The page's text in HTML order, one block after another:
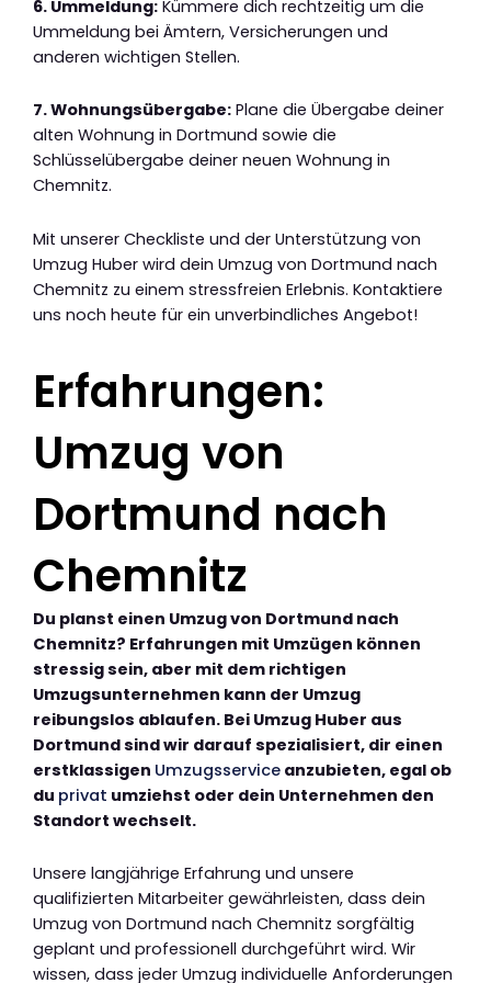
6. Ummeldung: Kümmere dich rechtzeitig um die
Ummeldung bei Ämtern, Versicherungen und
anderen wichtigen Stellen.
7. Wohnungsübergabe: Plane die Übergabe deiner
alten Wohnung in Dortmund sowie die
Schlüsselübergabe deiner neuen Wohnung in
Chemnitz.
Mit unserer Checkliste und der Unterstützung von
Umzug Huber wird dein Umzug von Dortmund nach
Chemnitz zu einem stressfreien Erlebnis. Kontaktiere
uns noch heute für ein unverbindliches Angebot!
Erfahrungen:
Umzug von
Dortmund nach
Chemnitz
Du planst einen Umzug von Dortmund nach
Chemnitz? Erfahrungen mit Umzügen können
stressig sein, aber mit dem richtigen
Umzugsunternehmen kann der Umzug
reibungslos ablaufen. Bei Umzug Huber aus
Dortmund sind wir darauf spezialisiert, dir einen
erstklassigen Umzugsservice anzubieten, egal ob
du privat umziehst oder dein Unternehmen den
Standort wechselt.
Unsere langjährige Erfahrung und unsere
qualifizierten Mitarbeiter gewährleisten, dass dein
Umzug von Dortmund nach Chemnitz sorgfältig
geplant und professionell durchgeführt wird. Wir
wissen, dass jeder Umzug individuelle Anforderungen